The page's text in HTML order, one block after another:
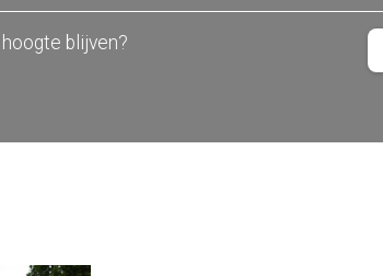
blijven?